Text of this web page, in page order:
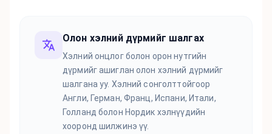
Олон хэлний дүрмийг шалгах
Хэлний онцлог болон орон нутгийн
дүрмийг ашиглан олон хэлний дүрмийг
шалгана уу. Хэлний сонголттойгоор
Англи, Герман, Франц, Испани, Итали,
Голланд болон Нордик хэлнүүдийн
хооронд шилжинэ үү.